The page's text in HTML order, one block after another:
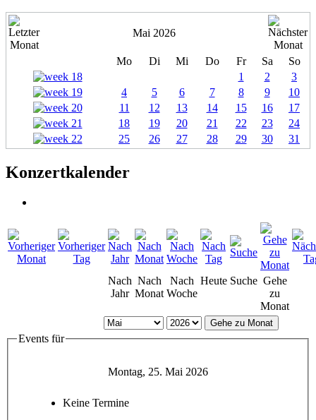
Mai 2026
Mo Di Mi Do Fr Sa
So
1
2
3
4
5 6 7 8 9
10
11
12 13 14 15 16
17
18
19 20 21 22 23
24
25
26 27 28 29 30 31
Konzertkalender
Nach
Jahr
Nach
Monat
Nach
Woche
Heute Suche Gehe
zu
Monat
Gehe zu Monat
Events für
Montag, 25. Mai 2026
Keine Termine